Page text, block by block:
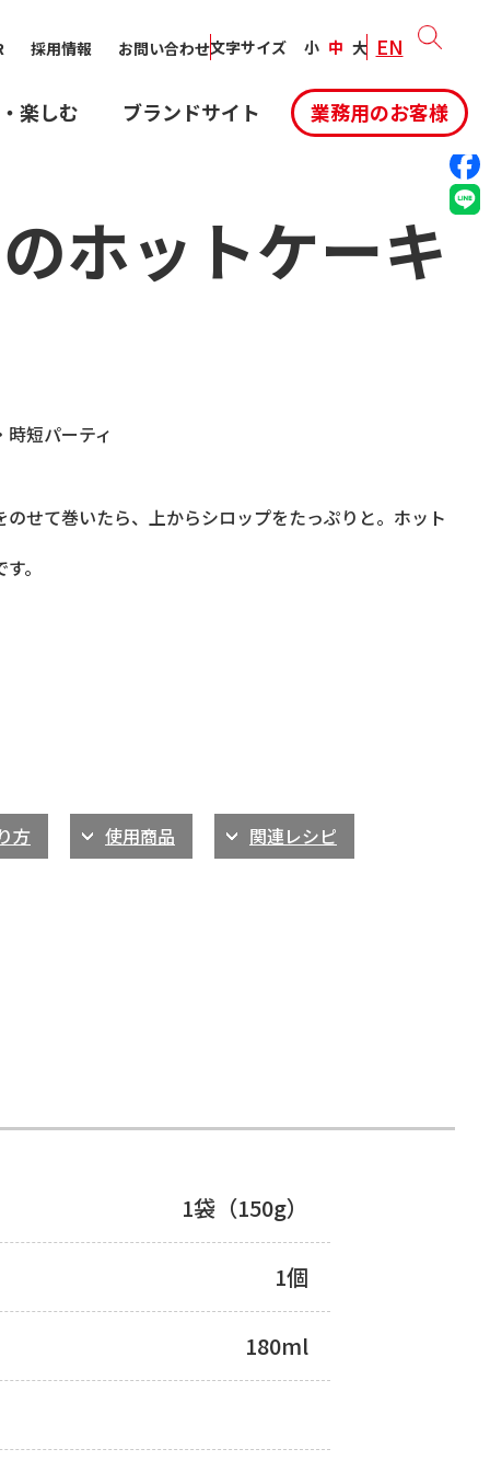
採用情報 お問い合わせ文字サイズ 小 中 大 EN
楽しむ ブランドサイト 業務用のお客様
ホットケーキ
時短パーティ
せて巻いたら、上からシロップをたっぷりと。ホット
。
方 使用商品 関連レシピ
1袋（150g）
1個
180ml